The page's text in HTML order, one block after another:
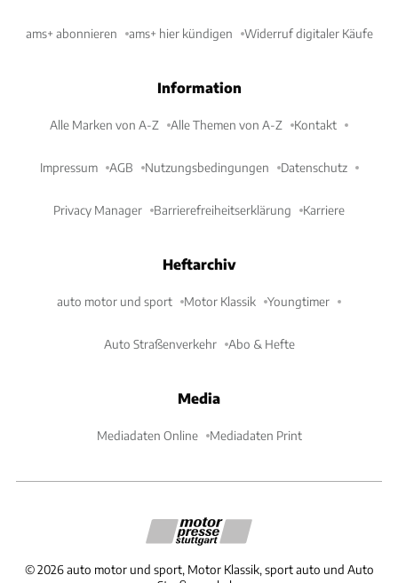
ams+ abonnieren ams+ hier kündigen Widerruf digitaler Käufe
Information
Alle Marken von A-Z Alle Themen von A-Z Kontakt
Impressum AGB Nutzungsbedingungen Datenschutz
Privacy Manager Barrierefreiheitserklärung Karriere
Heftarchiv
auto motor und sport Motor Klassik Youngtimer
Auto Straßenverkehr Abo & Hefte
Media
Mediadaten Online Mediadaten Print
©2026 auto motor und sport, Motor Klassik, sport auto und Auto